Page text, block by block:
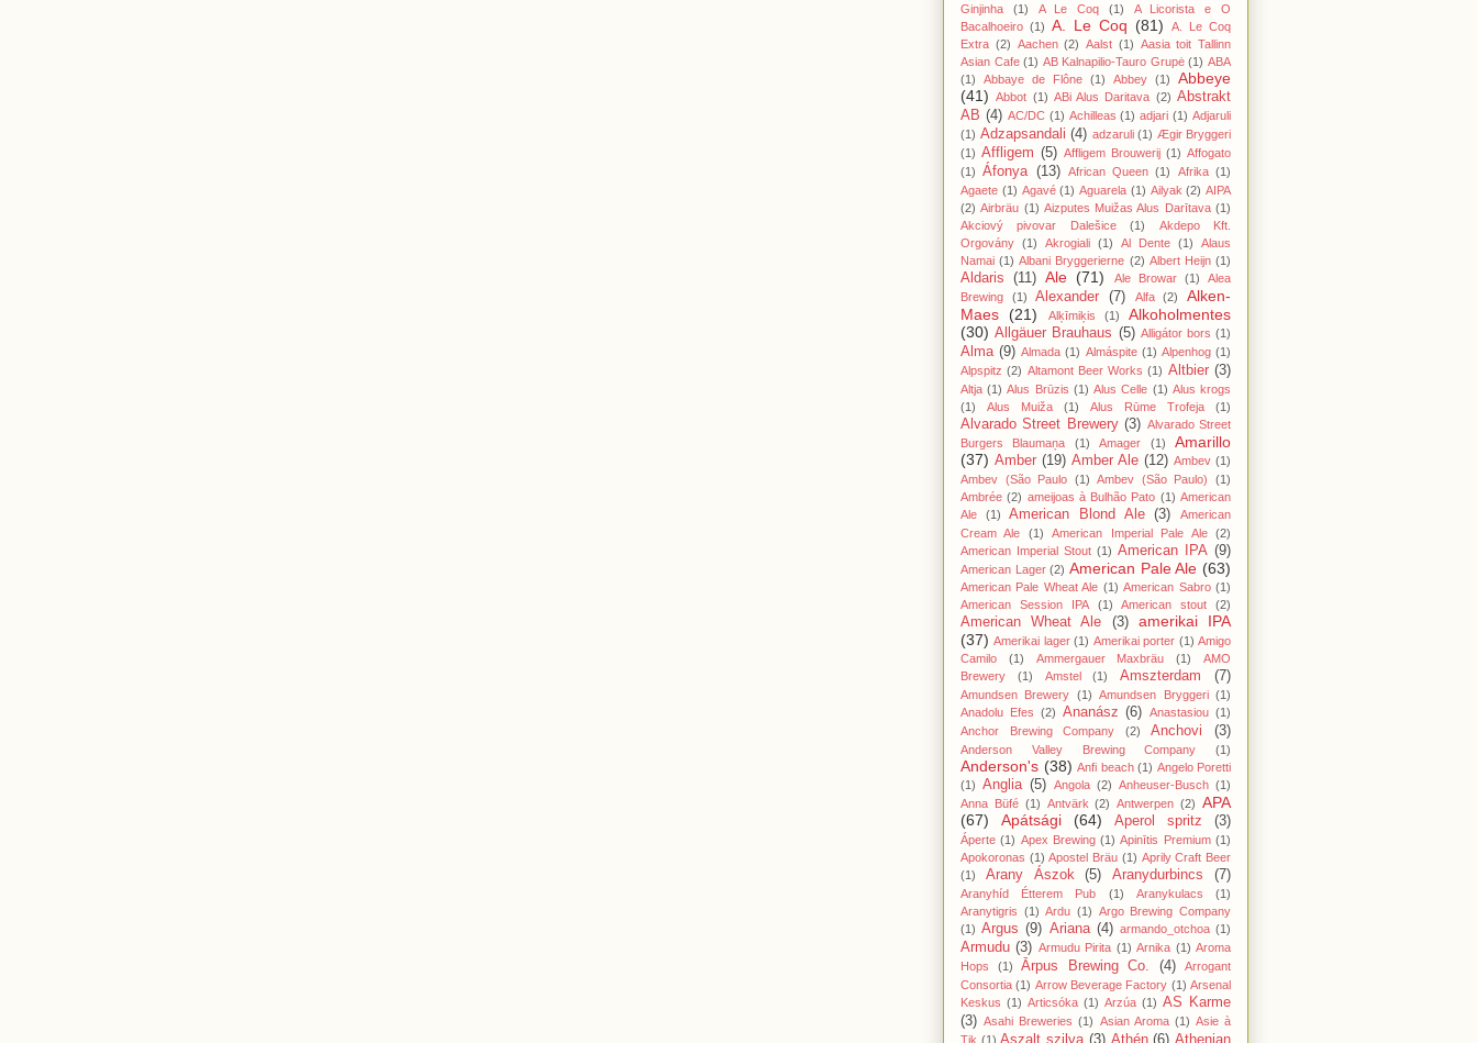
Ginjinha
(1) A Le Coq (1)
A Licorista e O
Bacalhoeiro (1) A. Le Coq (81)
A. Le Coq
Extra (2) Aachen (2) Aalst (1) Aasia toit Tallinn
Asian Cafe (1) AB Kalnapilio-Tauro Grupė (1) ABA
(1)
Abbaye de Flône (1) Abbey (1)
Abbeye
(41)
Abbot (1) ABi Alus Daritava (2) Abstrakt
AB (4) AC/DC (1) Achilleas (1) adjari (1) Adjaruli
(1) Adzapsandali (4) adzaruli (1) Ægir Bryggeri
(1) Affligem (5) Affligem Brouwerij (1) Affogato
(1)
Áfonya (13) African Queen (1) Afrika (1)
Agaete (1) Agavé (1) Aguarela (1) Ailyak (2) AIPA
(2) Airbräu (1) Aizputes Muižas Alus Darītava (1)
Akciový pivovar Dalešice
(1)
Akdepo Kft.
Orgovány (1) Akrogiali (1) Al Dente (1)
Alaus
Namai (1) Albani Bryggerierne (2) Albert Heijn (1)
Aldaris (11) Ale (71) Ale Browar (1)
Alea
Brewing
(1) Alexander (7) Alfa (2)
Alken-
Maes
(21) Alķīmiķis (1)
Alkoholmentes
(30) Allgäuer Brauhaus (5) Alligátor bors (1)
Alma (9) Almada (1) Almáspite (1) Alpenhog (1)
Alpspitz (2) Altamont Beer Works (1) Altbier (3)
Altja (1) Alus Brūzis (1) Alus Celle (1) Alus krogs
(1)
Alus Muiža (1) Alus Rūme Trofeja (1)
Alvarado Street Brewery (3) Alvarado Street
Burgers Blaumaņa
(1) Amager (1)
Amarillo
(37) Amber (19) Amber Ale (12) Ambev (1)
Ambev (São Paulo (1) Ambev (São Paulo)
(1)
Ambrée (2) ameijoas à Bulhão Pato (1) American
Ale
(1) American Blond Ale (3)
American
Cream Ale
(1) American Imperial Pale Ale
(2)
American Imperial Stout (1) American IPA (9)
American Lager (2) American Pale Ale (63)
American Pale Wheat Ale (1) American Sabro (1)
American Session IPA
(1) American stout (2)
American Wheat Ale (3)
amerikai IPA
(37) Amerikai lager (1) Amerikai porter (1) Amigo
Camilo
(1) Ammergauer Maxbräu (1)
AMO
Brewery
(1) Amstel (1) Amszterdam (7)
Amundsen Brewery (1) Amundsen Bryggeri (1)
Anadolu Efes (2) Ananász (6) Anastasiou (1)
Anchor Brewing Company
(2) Anchovi (3)
Anderson Valley Brewing Company (1)
Anderson's (38) Anfi beach (1) Angelo Poretti
(1) Anglia (5) Angola (2) Anheuser-Busch (1)
Anna Büfé (1) Antvärk (2) Antwerpen (2) APA
(67)
Apátsági (64) Aperol spritz (3)
Áperte (1) Apex Brewing (1) Apinītis Premium (1)
Apokoronas (1) Apostel Bräu (1) Aprily Craft Beer
(1)
Arany Ászok (5) Aranydurbincs (7)
Aranyhíd Étterem Pub (1) Aranykulacs
(1)
Aranytigris (1) Ardu (1) Argo Brewing Company
(1) Argus (9) Ariana (4) armando_otchoa (1)
Armudu (3) Armudu Pirita (1) Arnika (1) Aroma
Hops
(1) Ārpus Brewing Co. (4)
Arrogant
Consortia (1) Arrow Beverage Factory (1) Arsenal
Keskus (1) Articsóka (1) Arzúa (1) AS Karme
(3) Asahi Breweries (1) Asian Aroma (1) Asie à
Tik (1) Aszalt szilva (3) Athén (6) Athenian